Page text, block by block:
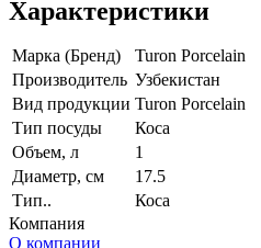
Характеристики
Марка (Бренд)
Turon Porcelain
Производитель Узбекистан
Вид продукции Turon Porcelain
Тип посуды
Коса
Объем, л
1
Диаметр, см
17.5
Тип..
Коса
Компания
О компании